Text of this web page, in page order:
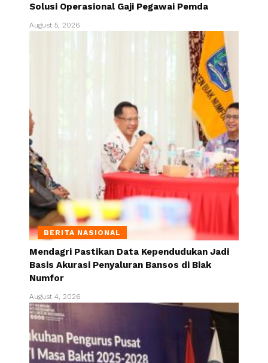
Solusi Operasional Gaji Pegawai Pemda
August 5, 2026
BERITA NASIONAL
Mendagri Pastikan Data Kependudukan Jadi
Basis Akurasi Penyaluran Bansos di Biak
Numfor
August 4, 2026